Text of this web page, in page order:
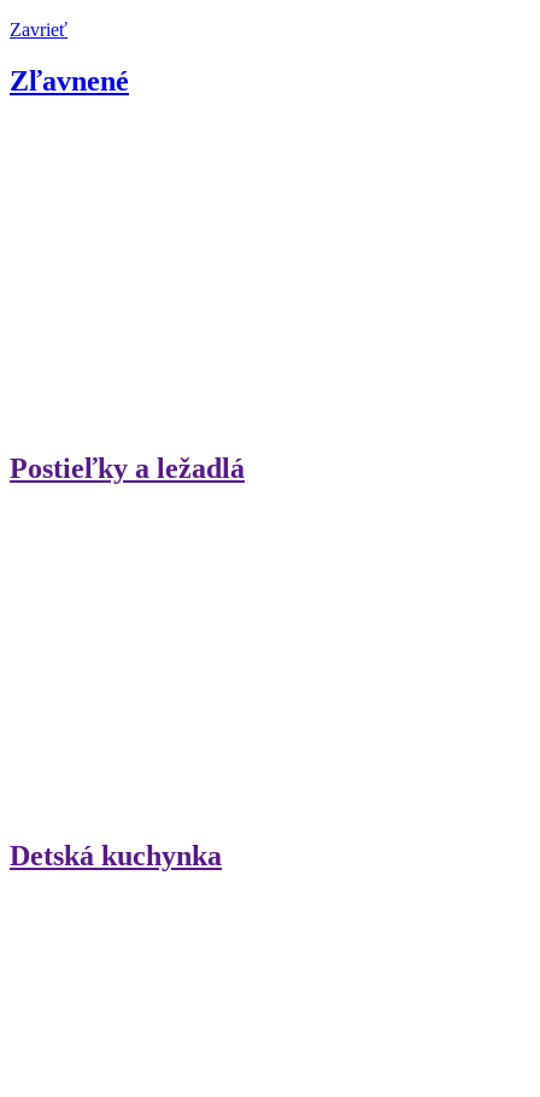
Zavrieť
Zľavnené
Postieľky a ležadlá
Detská kuchynka